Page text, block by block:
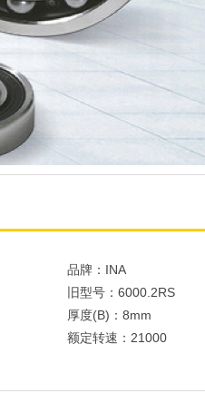
品牌：INA
旧型号：6000.2RS
厚度(B)：8mm
额定转速：21000